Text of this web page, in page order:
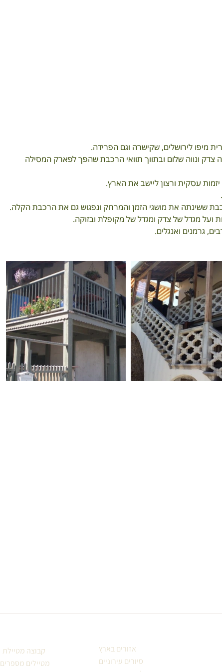
מיפו לירושלים, שקישרה וגם הפרידה.
צדק ונווה שלום ובתווך תוואי הרכבת שהפך לפארק המסילה
עסקית ורצון ליישב את הארץ.
ששינתה את מושגי הזמן והמרחק ונפגוש גם את הרכבת הקלה.
ועל מגדל של צדק ומגדל של מקופלת ובזוקה.
גרמנים ואנגלים.
קבוצה מטיילת
מטיילים מספרים
אזורים בארץ
סיורים עירוניים